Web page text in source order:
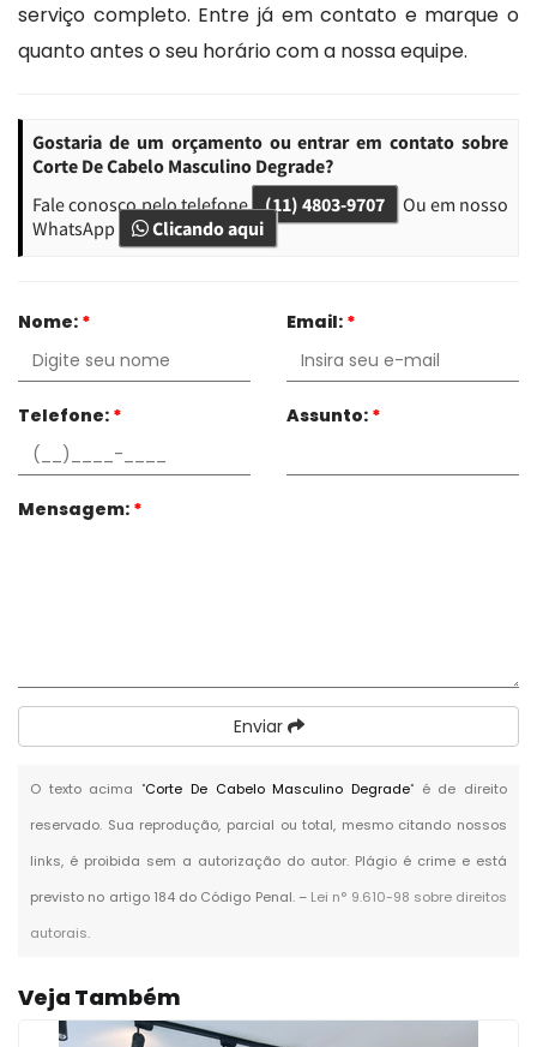
serviço completo. Entre já em contato e marque o
quanto antes o seu horário com a nossa equipe.
Gostaria de um orçamento ou entrar em contato sobre
Corte De Cabelo Masculino Degrade?
Fale conosco pelo telefone (11) 4803-9707
Ou em nosso
WhatsApp
Clicando aqui
Nome: * Email: *
Telefone: * Assunto: *
Mensagem: *
Enviar
O texto acima "Corte De Cabelo Masculino Degrade" é de direito
reservado. Sua reprodução, parcial ou total, mesmo citando nossos
links, é proibida sem a autorização do autor. Plágio é crime e está
previsto no artigo 184 do Código Penal. – Lei n° 9.610-98 sobre direitos
autorais.
Veja Também